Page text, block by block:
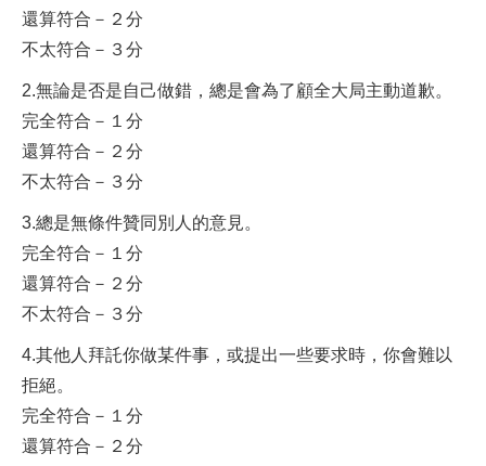
還算符合－２分
不太符合－３分
2.無論是否是自己做錯，總是會為了顧全大局主動道歉。
完全符合－１分
還算符合－２分
不太符合－３分
3.總是無條件贊同別人的意見。
完全符合－１分
還算符合－２分
不太符合－３分
4.其他人拜託你做某件事，或提出一些要求時，你會難以
拒絕。
完全符合－１分
還算符合－２分